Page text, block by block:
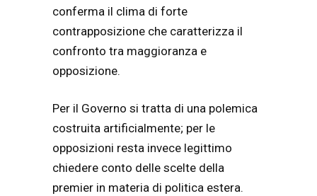
conferma il clima di forte
contrapposizione che caratterizza il
confronto tra maggioranza e
opposizione.
Per il Governo si tratta di una polemica
costruita artificialmente; per le
opposizioni resta invece legittimo
chiedere conto delle scelte della
premier in materia di politica estera.